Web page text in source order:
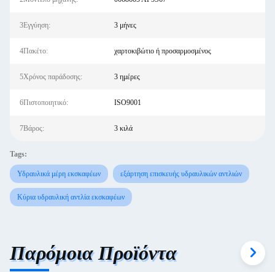
3Εγγύηση: 3 μήνες
4Πακέτο: χαρτοκιβώτιο ή προσαρμοσμένος
5Χρόνος παράδοσης: 3 ημέρες
6Πιστοποιητικό: ISO9001
7Βάρος: 3 κιλά
Tags:
Υδραυλικά μέρη εκσκαφέων εξάρτηση επισκευής υδραυλικών αντλιών
Κύρια υδραυλική αντλία εκσκαφέων
Παρόμοια Προϊόντα